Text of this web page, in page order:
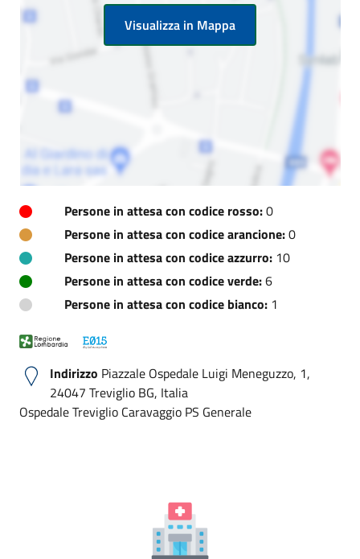
Visualizza in Mappa
Persone in attesa con codice rosso:0
Persone in attesa con codice arancione:0
Persone in attesa con codice azzurro: 10
Persone in attesa con codice verde:6
Persone in attesa con codice bianco: 1
Indirizzo Piazzale Ospedale Luigi Meneguzzo, 1,
24047 Treviglio BG, Italia
Ospedale Treviglio Caravaggio PS Generale